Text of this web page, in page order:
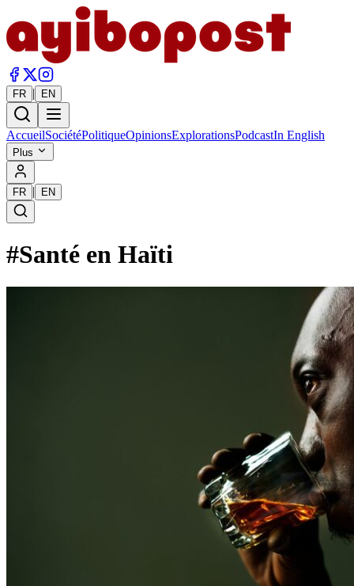
FR | EN
AccueilSociétéPolitiqueOpinionsExplorationsPodcastIn English
Plus
FR | EN
#Santé en Haïti